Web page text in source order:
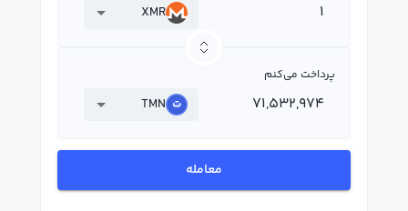
XMR
پرداخت می‌کنم
TMN
معامله